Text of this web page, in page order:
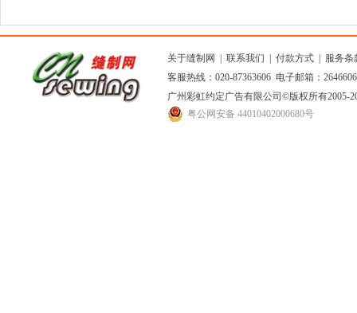
关于缝制网 联系我们 付款方式
服务条
客服热线：020-87363606 电子邮箱：
广州彩虹约定广告有限公司 ©版权所有2005-
粤公网安备 44010402000680号